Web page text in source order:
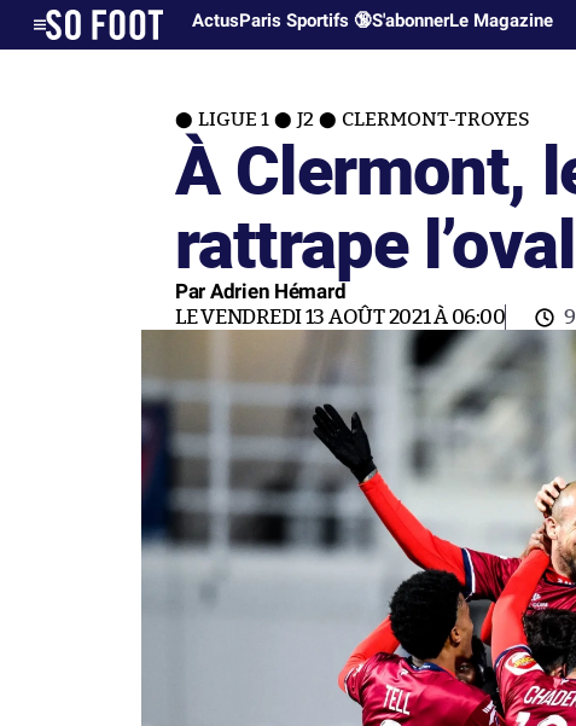
ActusParis Sportifs 🔞S'abonnerLe Magazine
LIGUE 1 J2 CLERMONT-TROYES
À Clermont,
rattrape
Par Adrien Hémard
LE VENDREDI 13 AOÛT 2021 À 06:00